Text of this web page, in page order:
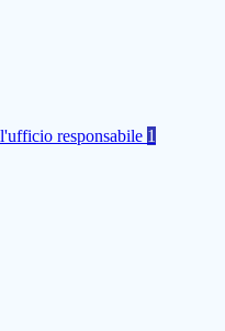
responsabile 1